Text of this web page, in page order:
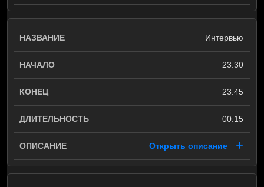
Интервью
23:30
23:45
00:15
Открыть описание